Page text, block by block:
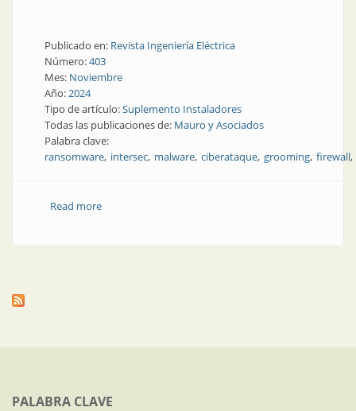
Publicado en: Revista Ingeniería Eléctrica
Número:403
Mes: Noviembre
Año:2024
Tipo de artículo:Suplemento Instaladores
Todas las publicaciones de: Mauro y Asociados
Palabra clave:
ransomware intersec malware ciberataque grooming firewall
Read moreabout Seguridad electrónica: nuevas tendencias
PALABRA CLAVE